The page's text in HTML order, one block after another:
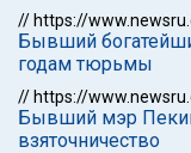
// https://
Бывший
годам тюрьмы
// https://
Бывший мэр
взяточничество